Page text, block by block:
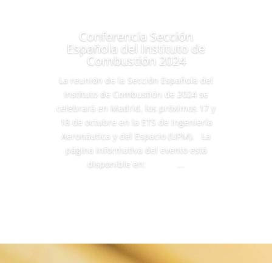
Conferencia Sección
Española del Instituto de
Combustión 2024
La reunión de la Sección Española del
Instituto de Combustión de 2024 se
celebrará en Madrid, los próximos 17 y
18 de octubre en la ETS de Ingeniería
Aeronáutica y del Espacio (UPM). La
página informativa del evento está
disponible en: ...